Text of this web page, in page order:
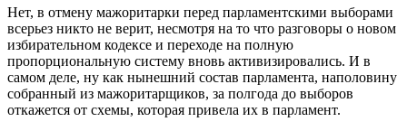
Нет, в отмену мажоритарки перед парламентскими выборами
всерьез никто не верит, несмотря на то что разговоры о новом
избирательном кодексе и переходе на полную
пропорциональную систему вновь активизировались. И в
самом деле, ну как нынешний состав парламента, наполовину
собранный из мажоритарщиков, за полгода до выборов
откажется от схемы, которая привела их в парламент.